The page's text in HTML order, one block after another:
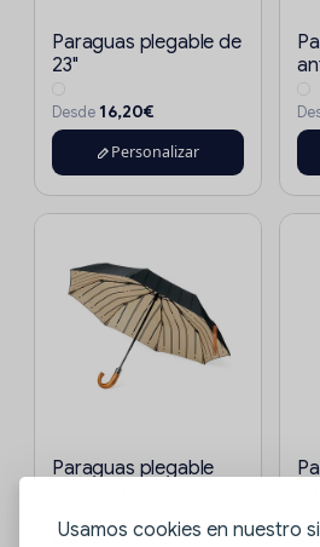
Usamos cookies en nuestro
Paraguas plegable de
23"
Desde 16,20€
Personalizar
Paraguas plegable